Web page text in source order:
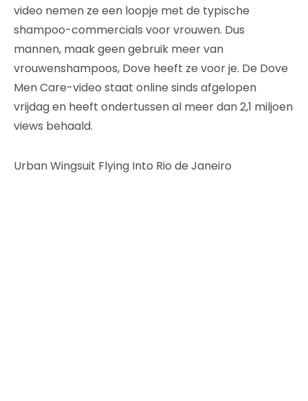
video nemen ze een loopje met de typische
shampoo-commercials voor vrouwen. Dus
mannen, maak geen gebruik meer van
vrouwenshampoos, Dove heeft ze voor je. De Dove
Men Care-video staat online sinds afgelopen
vrijdag en heeft ondertussen al meer dan 2,1 miljoen
views behaald.
Urban Wingsuit Flying Into Rio de Janeiro